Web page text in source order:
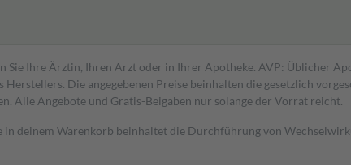
Sie Ihre Ärztin, Ihren Arzt oder in Ihrer Apotheke. AVP: Üblicher
Die angegebenen Preise beinhalten die gesetzlich
Alle Angebote und Gratis-Beigaben nur solange der Vorrat reicht.
deinem Warenkorb beinhaltet die Durchführung von